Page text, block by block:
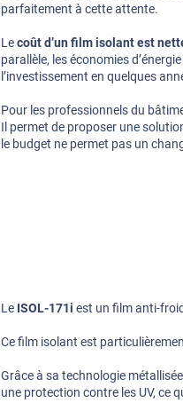
parfaitement à cette attente.
Lecoût d’un film isolant est
parallèle, les économies
l’investissement en quelques
Pour les professionnels du
Il permet de proposer une
le budget ne permet pas un
Le ISOL-171i est un film anti-
Ce film isolant est
Grâce à sa technologie
une protection contre les UV, ce